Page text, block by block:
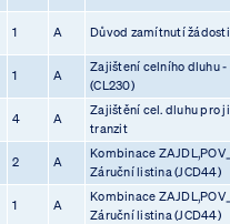
1 A Důvod zamítnutí
1 A
Zajištení celního dluhu -
(CL230)
4 A
Zajištění cel. dluhu pro
tranzit
2 A
Kombinace
Záruční listina (JCD44)
1 A
Kombinace
Záruční listina (JCD44)